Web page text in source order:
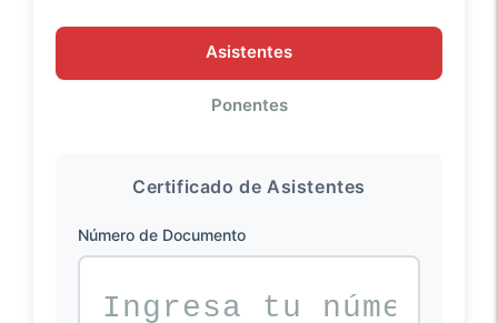
Asistentes
Ponentes
Certificado de Asistentes
Número de Documento